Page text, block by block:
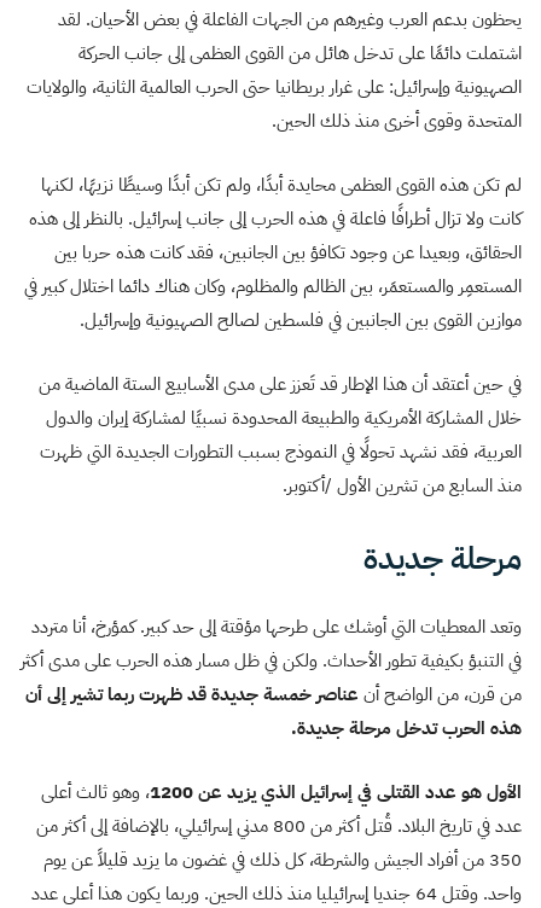
يحظون بدعم العرب وغيرهم من الجهات الفاعلة في بعض الأحيان. لقد
اشتملت دائمًا على تدخل هائل من القوى العظمى إلى جانب الحركة
الصهيونية وإسرائيل: على غرار بريطانيا حتى الحرب العالمية الثانية، والولايات
المتحدة وقوى أخرى منذ ذلك الحين.
لم تكن هذه القوى العظمى محايدة أبدًا، ولم تكن أبدًا وسيطًا نزيهًا، لكنها
كانت ولا تزال أطرافًا فاعلة في هذه الحرب إلى جانب إسرائيل. بالنظر إلى هذه
الحقائق، وبعيدا عن وجود تكافؤ بين الجانبين، فقد كانت هذه حربا بين
المستعمِر والمستعمَر، بين الظالم والمظلوم، وكان هناك دائما اختلال كبير في
موازين القوى بين الجانبين في فلسطين لصالح الصهيونية وإسرائيل.
في حين أعتقد أن هذا الإطار قد تَعزز على مدى الأسابيع الستة الماضية من
خلال المشاركة الأمريكية والطبيعة المحدودة نسبيًا لمشاركة إيران والدول
العربية، فقد نشهد تحولًا في النموذج بسبب التطورات الجديدة التي ظهرت
منذ السابع من تشرين الأول /أكتوبر.
مرحلة جديدة
وتعد المعطيات التي أوشك على طرحها مؤقتة إلى حد كبير. كمؤرخ، أنا متردد
في التنبؤ بكيفية تطور الأحداث. ولكن في ظل مسار هذه الحرب على مدى أكثر
من قرن، من الواضح أن عناصر خمسة جديدة قد ظهرت ربما تشير إلى أن
هذه الحرب تدخل مرحلة جديدة.
الأول هو عدد القتلى في إسرائيل الذي يزيد عن 1200
، وهو ثالث أعلى
عدد في تاريخ البلاد. قُتل أكثر من 800 مدني إسرائيلي، بالإضافة إلى أكثر من
350 من أفراد الجيش والشرطة، كل ذلك في غضون ما يزيد قليلاً عن يوم
واحد. وقتل 64 جنديا إسرائيليا منذ ذلك الحين. وربما يكون هذا أعلى عدد